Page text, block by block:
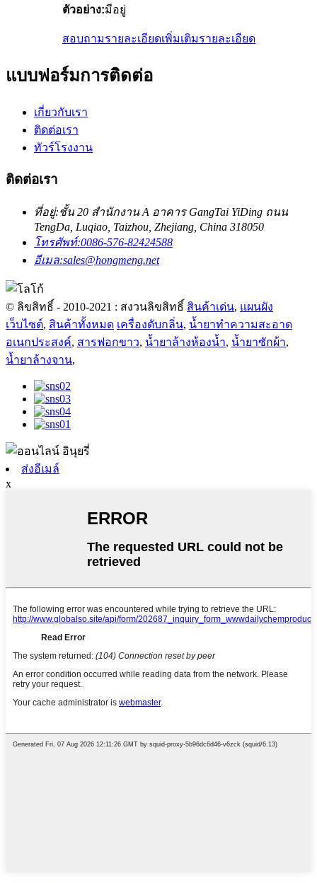
ตัวอย่าง:มีอยู่
สอบถามรายละเอียดเพิ่มเติมรายละเอียด
แบบฟอร์มการติดต่อ
เกี่ยวกับเรา
ติดต่อเรา
ทัวร์โรงงาน
ติดต่อเรา
ที่อยู่:ชั้น 20 สำนักงาน A อาคาร GangTai YiDing ถนน
TengDa, Luqiao, Taizhou, Zhejiang, China 318050
โทรศัพท์:0086-576-82424588
อีเมล:sales@hongmeng.net
© ลิขสิทธิ์ - 2010-2021 : สงวนลิขสิทธิ์ สินค้าเด่น, แผนผัง
เว็บไซต์, สินค้าทั้งหมด เครื่องดับกลิ่น, น้ำยาทำความสะอาด
อเนกประสงค์, สารฟอกขาว, น้ำยาล้างห้องน้ำ, น้ำยาซักผ้า,
น้ำยาล้างจาน,
ส่งอีเมล์
x